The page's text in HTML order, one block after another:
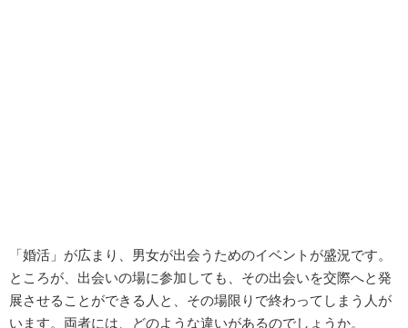
「婚活」が広まり、男女が出会うためのイベントが盛況です。
ところが、出会いの場に参加しても、その出会いを交際へと発
展させることができる人と、その場限りで終わってしまう人が
います。両者には、どのような違いがあるのでしょうか。